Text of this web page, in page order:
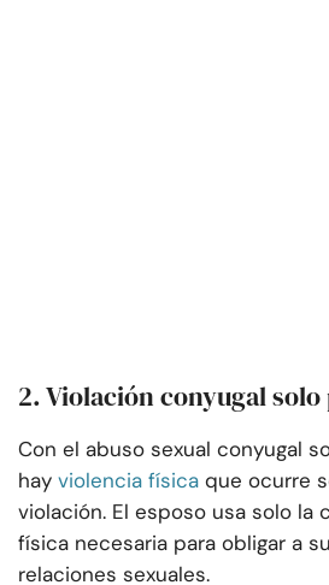
2. Violación conyugal
Con el abuso sexual conyugal
hay violencia física que ocurre
violación. El esposo usa solo la
física necesaria para obligar a
relaciones sexuales.